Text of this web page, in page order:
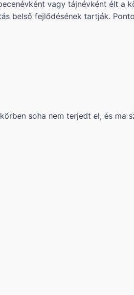
vagy tájnévként élt a
belső fejlődésének tartják.
soha nem terjedt el, és ma